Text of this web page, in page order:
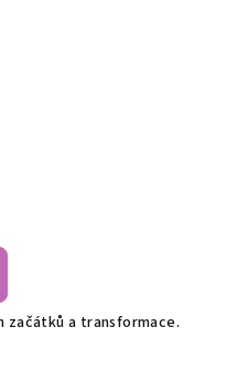
začátků a transformace.